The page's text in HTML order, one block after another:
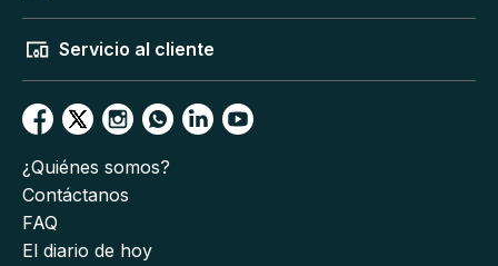
Servicio al cliente
¿Quiénes somos?
Contáctanos
FAQ
El diario de hoy